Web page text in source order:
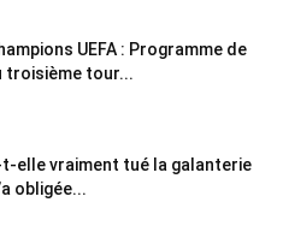
UEFA : Programme de
troisième tour...
t-elle vraiment tué la galanterie
obligée...